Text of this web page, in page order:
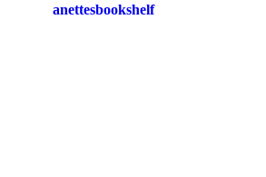
anettesbookshelf